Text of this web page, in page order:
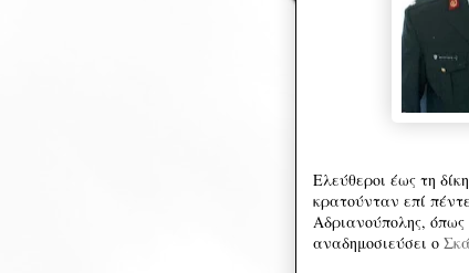
Ελεύθεροι έως τη
κρατούνταν επί
Αδριανούπολης, όπως
αναδημοσιεύσει ο